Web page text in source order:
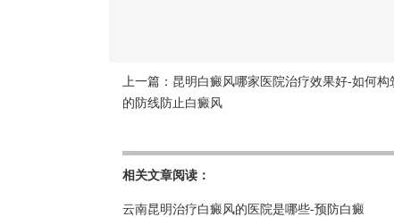
上一篇： 昆明白癜风哪家医院治疗效果好-如何构
的防线防止白癜风
相关文章阅读：
云南昆明治疗白癜风的医院是哪些-预防白癜